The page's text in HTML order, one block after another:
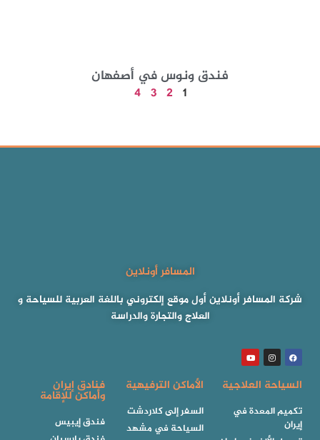
فندق ونوس في أصفهان
1
2
3
4
المسافر أونلاين
شركة المسافر أونلاين أول موقع إلكتروني باللغة العربية للسياحة و
العلاج والتجارة والدراسة
السياحة العلاجية
تكميم المعدة في
إيران
الأماكن الترفيهية
السفر إلى كلاردشت
السياحة في مشهد
فنادق إيران
وأماكن للإقامة
فندق إيبيس